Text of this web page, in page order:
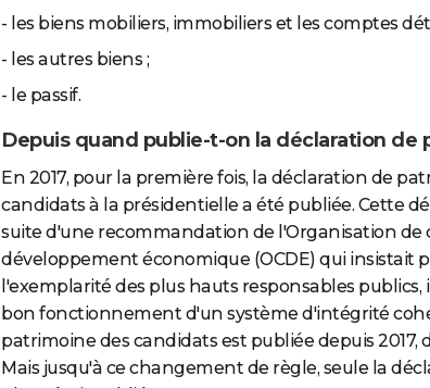
- les biens mobiliers, immobiliers et les comptes
- les autres biens ;
- le passif.
Depuis quand publie-t-on la déclaration de
En 2017, pour la première fois, la déclaration de
candidats à la présidentielle a été publiée. Cette
suite d'une recommandation de l'Organisation de
développement économique (OCDE) qui insistait
l'exemplarité des plus hauts responsables
bon fonctionnement d'un système d'intégrité
patrimoine des candidats est publiée depuis 2017,
Mais jusqu'à ce changement de règle, seule la